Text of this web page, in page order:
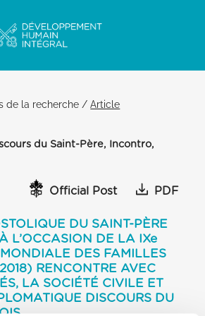
de la recherche /Article
du Saint-Père, Incontro,
Official Post PDF
DU SAINT-PÈRE
L’OCCASION DE LA IXe
DES FAMILLES
RENCONTRE AVEC
LA SOCIÉTÉ CIVILE ET
DISCOURS DU